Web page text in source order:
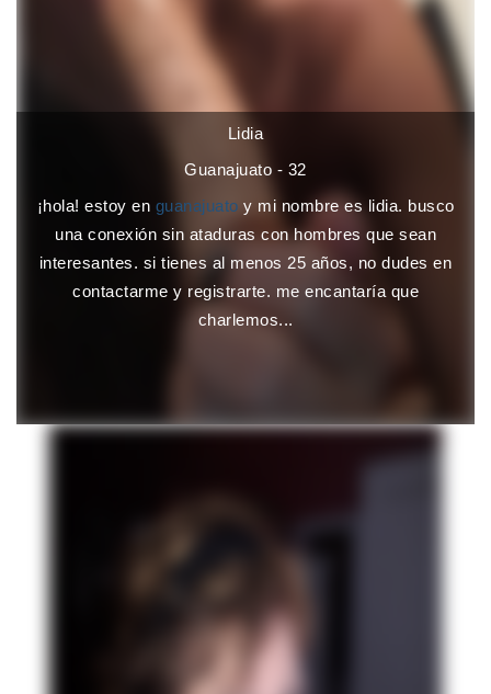
Lidia
Guanajuato - 32
¡hola! estoy en guanajuato y mi nombre es lidia. busco
una conexión sin ataduras con hombres que sean
interesantes. si tienes al menos 25 años, no dudes en
contactarme y registrarte. me encantaría que
charlemos...